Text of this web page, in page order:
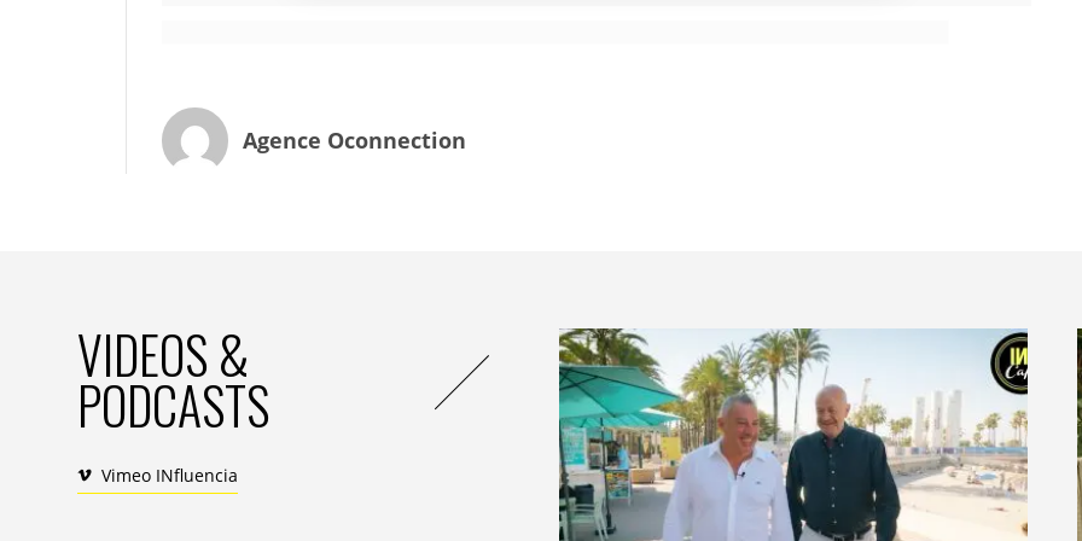
Entre le mondial et le local : le possible
moteur.. Pourtant, une nouvelle verticalité se dessine : celle des initiatives locales. Une «
verticalité (re-)montante » et non plus uniquement descendante. Une verticalité locale avec des
initiatives, qui n’étouffent pas mais qui font éclore des possibles nouveaux. L’aristocratie
industrielle peut maintenant laisser émerger le mérite local et personnel, individuel.. cette fois-
ci soluble dans le général. Une sorte de Local (loc[al-glo]bal) vs l’ancien glocal… Bon, le terme
n’est pas plus élégant !
Les exemples récents ne manquent pas liés à la Covid-19. Le plus emblématique est cette Start-
Agence Oconnection
VIDEOS &
PODCASTS
Vimeo INfluencia